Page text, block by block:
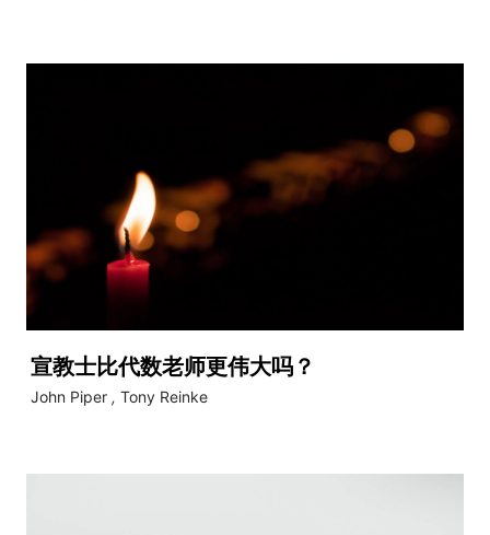
宣教士比代数老师更伟大吗？
John Piper , Tony Reinke